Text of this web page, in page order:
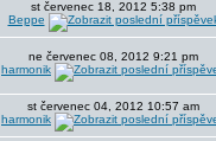
st červenec 18, 2012 5:38 pm
Beppe
ne červenec 08, 2012 9:21 pm
harmonik
st červenec 04, 2012 10:57 am
harmonik